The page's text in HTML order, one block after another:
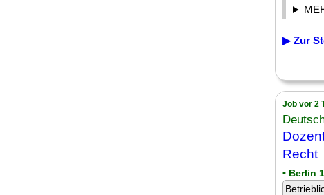
▶ Zur
Job vor 2
Recht
• Berlin